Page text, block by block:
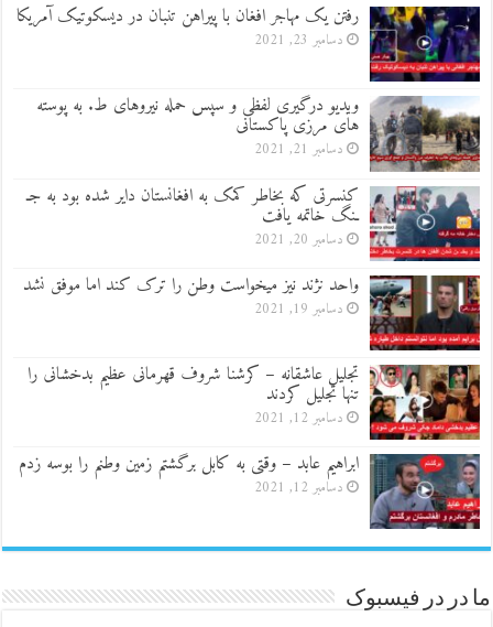
رفتن یک مهاجر افغان با پیراهن تنبان در دیسکوتیک آمریکا
دسامبر 23, 2021
ویدیو درگیری لفظی و سپس حمله نیروهای ط. به پوسته
های مرزی پاکستانی
دسامبر 21, 2021
کنسرتی که بخاطر کمک به افغانستان دایر شده بود به جـ
ـنگ خاتمه یافت
دسامبر 20, 2021
واحد نژند نیز میخواست وطن را ترک کند اما موفق نشد
دسامبر 19, 2021
تجلیل عاشقانه – کرشنا شروف قهرمانی عظیم بدخشانی را
تنها تجلیل کردند
دسامبر 12, 2021
ابراهیم عابد – وقتی به کابل برگشتم زمین وطنم را بوسه زدم
دسامبر 12, 2021
ما در در فیسبوک